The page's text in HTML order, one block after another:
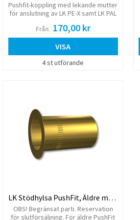
Pushfit-koppling med lekande mutter
för anslutning av LK PE-X samt LK PAL
Från 170,00 kr
VISA
4 st utförande
LK Stödhylsa PushFit, Äldre modell
OBS! Begränsat parti. Reservation
för slutförsäljning. För äldre PushFit